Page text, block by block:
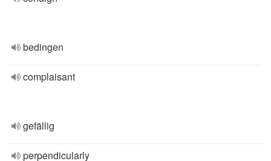
bedingen
complaisant
gefällig
perpendicularly